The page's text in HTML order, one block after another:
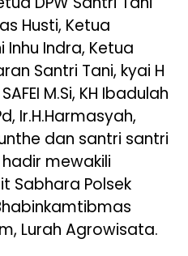
Husti, Ketua
Indra, Ketua
Santri Tani, kyai H
M.Si, KH Ibadulah
Ir.H.Harmasyah,
dan santri santri
mewakili
Sabhara Polsek
Lurah Agrowisata.